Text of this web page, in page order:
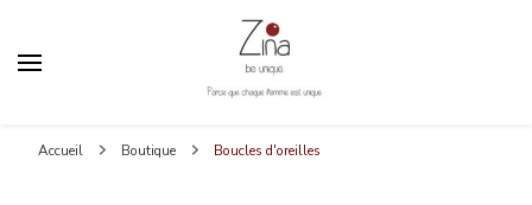
Accueil Boutique Boucles d'oreilles